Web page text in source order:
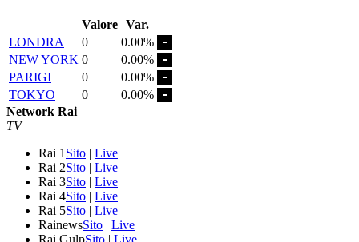
Valore Var.
LONDRA
0
0.00%
NEW YORK 0
0.00%
PARIGI
0
0.00%
TOKYO
0
0.00%
Network Rai
TV
Rai 1 Sito | Live
Rai 2Sito | Live
Rai 3Sito | Live
Rai 4Sito | Live
Rai 5Sito | Live
RainewsSito | Live
Rai GulpSito | Live